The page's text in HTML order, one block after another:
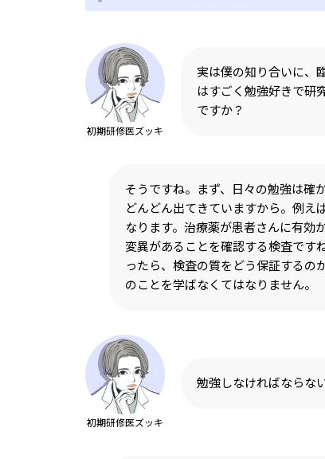
初期研修医ズッキ
実は僕の知り合いに、
はすごく勉強好きで研
ですか？
そうですね。まず、日々の勉強は確
どんどん出てきていますから。例え
なります。治療薬が患者さんに有効
変異があることを確認する検査です
ったら、検査の質をどう保証するの
のことを学ばなくてはなりません。
初期研修医ズッキ
勉強しなければならな